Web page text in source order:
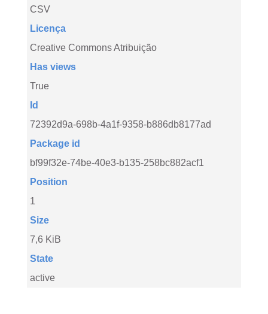
CSV
Licença
Creative Commons Atribuição
Has views
True
Id
72392d9a-698b-4a1f-9358-b886db8177ad
Package id
bf99f32e-74be-40e3-b135-258bc882acf1
Position
1
Size
7,6 KiB
State
active